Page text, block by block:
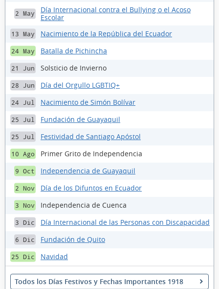
2 May
Día Internacional contra el Bullying o el Acoso
Escolar
13 May Nacimiento de la República del Ecuador
24 May Batalla de Pichincha
21 Jun Solsticio de Invierno
28 Jun Día del Orgullo LGBTIQ+
24 Jul Nacimiento de Simón Bolívar
25 Jul Fundación de Guayaquil
25 Jul Festividad de Santiago Apóstol
10 Ago Primer Grito de Independencia
9 Oct Independencia de Guayaquil
2 Nov Día de los Difuntos en Ecuador
3 Nov Independencia de Cuenca
3 Dic Día Internacional de las Personas con Discapacidad
6 Dic Fundación de Quito
25 Dic Navidad
Todos los Días Festivos y Fechas Importantes 1918